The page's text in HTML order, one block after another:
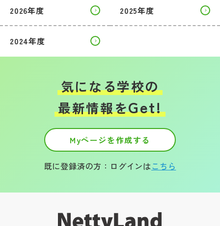
2026年度 2025年度
2024年度
気になる学校の
最新情報をGet!
Myページを作成する
既に登録済の方：ログインはこちら